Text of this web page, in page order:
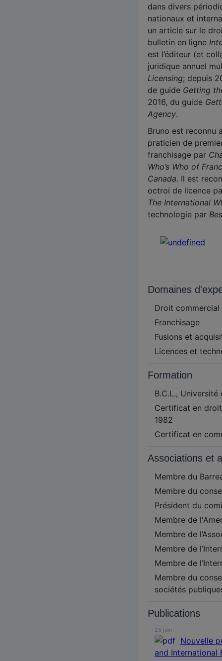
dans divers
nationaux et
un article sur le
bulletin en ligne
est l’éditeur (et
juridique annuel
Licensing; depuis
de guide Getting
2016, du guide
Agency.
Bruno est reconnu
praticien de
franchisage par
Who’s Who of
Canada. Il est
octroi de licence
The International
technologie par
Domaines
Droit commercial
Franchisage
Fusions et
Licences et
Formation
B.C.L.,
Certificat en
1982
Certificat en
Associations et
Membre du
Membre du
Président du
Membre de
Membre de
Membre de
Membre de
Membre du
sociétés
Publications
25 juin
Nouvelle
and International